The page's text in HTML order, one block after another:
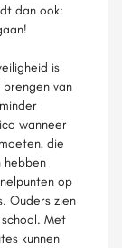
dan ook:
is
van
wanneer
die
hebben
op
Ouders zien
Met
kunnen